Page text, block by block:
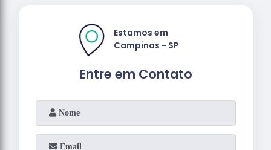
Entre em Contato
Estamos em
Campinas - SP